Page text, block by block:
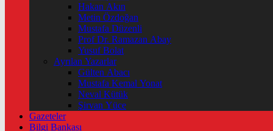
Hakan Akın
Metin Özdoğan
Mustafa Düzenli
Prof Dr. Ramazan Abay
Yusuf Bolat
Ayrılan Yazarlar
Gülten Abacı
Mustafa Kemal Yonat
Neval Kütük
Şirvan Yüce
Gazeteler
Bilgi Bankası